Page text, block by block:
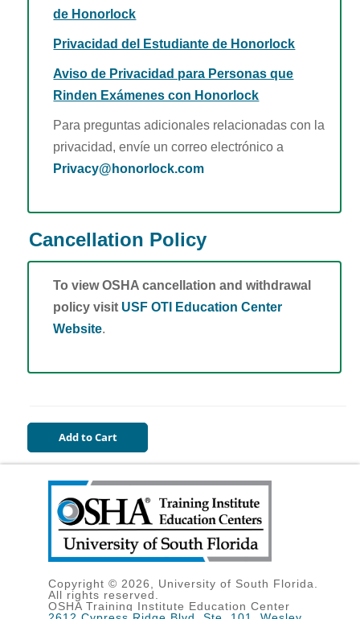
de Honorlock
Privacidad del Estudiante de Honorlock
Aviso de Privacidad para Personas que
Rinden Exámenes con Honorlock
Para preguntas adicionales relacionadas con la
privacidad, envíe un correo electrónico a
Privacy@honorlock.com
Cancellation Policy
To view OSHA cancellation and withdrawal
policy visit USF OTI Education Center
Website.
Copyright © 2026, University of South Florida.
All rights reserved.
OSHA Training Institute Education Center